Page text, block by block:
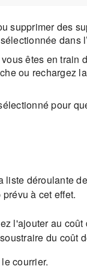
supprimer des
dans
êtes en
ou
pour
déroulante
à cet effet.
l'ajouter au
du coût
courrier.